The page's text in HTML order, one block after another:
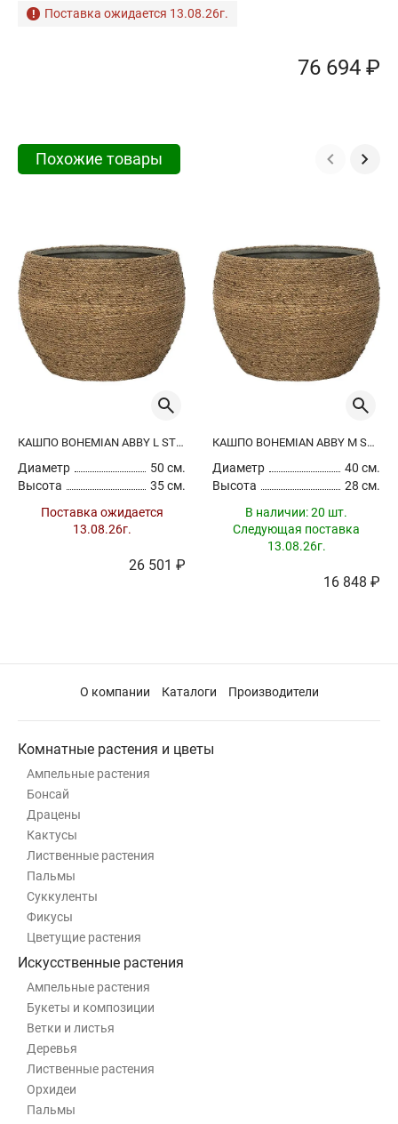
Поставка ожидается 13.08.26г.
76 694 ₽
Похожие товары
КАШПО BOHEMIAN ABBY L STRAW GRASS
Диаметр
50 см.
Высота
35 см.
Поставка ожидается
13.08.26г.
26 501 ₽
КАШПО BOHEMIAN ABBY M STRAW GRASS
Диаметр
40 см.
Высота
28 см.
В наличии:20 шт.
Следующая поставка
13.08.26г.
16 848 ₽
О компании Каталоги Производители
Комнатные растения и цветы
Ампельные растения
Бонсай
Драцены
Кактусы
Лиственные растения
Пальмы
Суккуленты
Фикусы
Цветущие растения
Искусственные растения
Ампельные растения
Букеты и композиции
Ветки и листья
Деревья
Лиственные растения
Орхидеи
Пальмы